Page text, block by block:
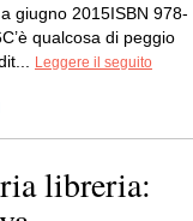
giugno 2015ISBN 978-
qualcosa di peggio
Leggere il seguito
libreria: